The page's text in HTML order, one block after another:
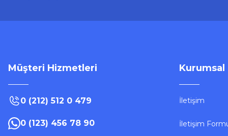
Müşteri Hizmetleri
0 (212) 512 0 479
0 (123) 456 78 90
Kurumsal
İletişim
İletişim